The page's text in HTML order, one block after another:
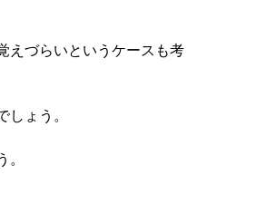
えづらいというケースも考
ょう。